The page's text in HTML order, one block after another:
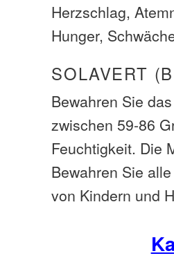
Herzschlag,
Hunger,
SOLAVERT
Bewahren Sie
zwischen 59-86
Feuchtigkeit. Die
Bewahren Sie
von Kindern und